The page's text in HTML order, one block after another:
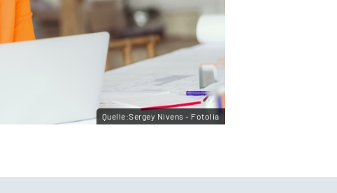
Quelle:Sergey Nivens - Fotolia